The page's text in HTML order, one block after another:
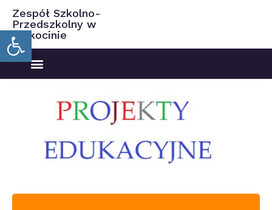
Open toolbar
Zespół Szkolno-
Przedszkolny w
Ciekocinie